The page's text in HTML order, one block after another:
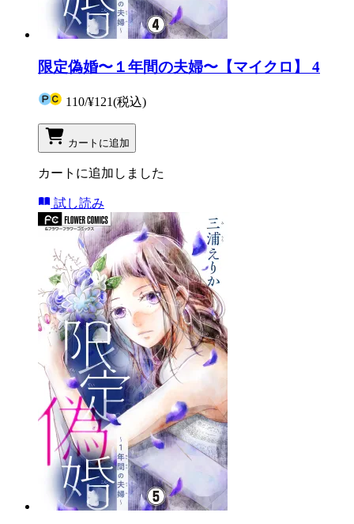
限定偽婚〜１年間の夫婦〜【マイクロ】 4
110/¥121(税込)
カートに追加
カートに追加しました
試し読み